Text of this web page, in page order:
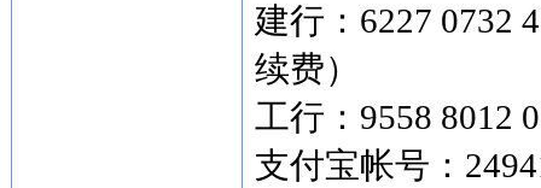
建行：6227
续费）
工行：9558 8012
支付宝帐号：